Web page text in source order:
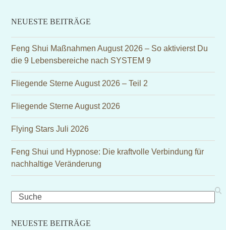
NEUESTE BEITRÄGE
Feng Shui Maßnahmen August 2026 – So aktivierst Du
die 9 Lebensbereiche nach SYSTEM 9
Fliegende Sterne August 2026 – Teil 2
Fliegende Sterne August 2026
Flying Stars Juli 2026
Feng Shui und Hypnose: Die kraftvolle Verbindung für
nachhaltige Veränderung
Search
NEUESTE BEITRÄGE